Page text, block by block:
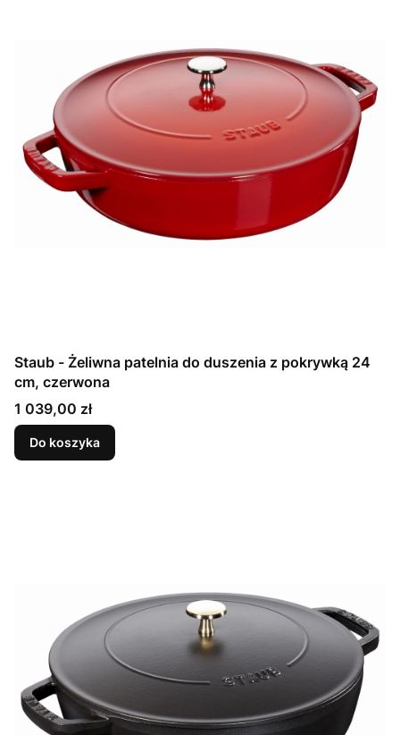
Staub - Żeliwna patelnia do duszenia z pokrywką 24
cm, czerwona
Cena
1 039,00 zł
Do koszyka